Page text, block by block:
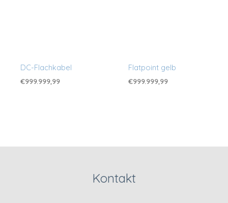
DC-Flachkabel
€999.999,99
Flatpoint gelb
€999.999,99
Kontakt